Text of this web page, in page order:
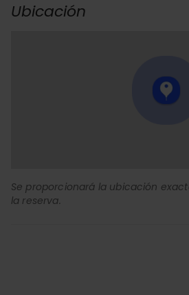
Ubicación
Se proporcionará la ubicación
la reserva.